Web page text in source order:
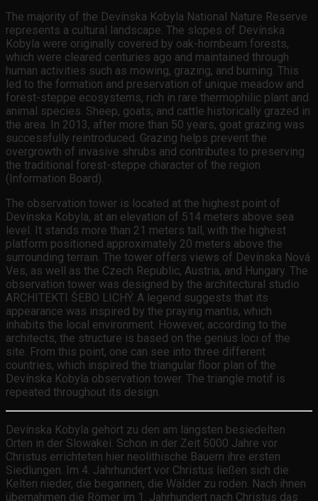
The majority of the Devínska Kobyla National Nature Reserve
represents a cultural landscape. The slopes of Devínska
Kobyla were originally covered by oak-hornbeam forests,
which were cleared centuries ago and maintained through
human activities such as mowing, grazing, and burning. This
led to the formation and preservation of unique meadow and
forest-steppe ecosystems, rich in rare thermophilic plant and
animal species. Sheep, goats, and cattle historically grazed in
the area. In 2013, after more than 50 years, goat grazing was
successfully reintroduced. Grazing helps prevent the
overgrowth of invasive shrubs and contributes to preserving
the traditional forest-steppe character of the region
(Information Board).
The observation tower is located at the highest point of
Devínska Kobyla, at an elevation of 514 meters above sea
level. It stands more than 21 meters tall, with the highest
platform positioned approximately 20 meters above the
surrounding terrain. The tower offers views of Devínska Nová
Ves, as well as the Czech Republic, Austria, and Hungary. The
observation tower was designed by the architectural studio
ARCHITEKTI ŠEBO LICHÝ. A legend suggests that its
appearance was inspired by the praying mantis, which
inhabits the local environment. However, according to the
architects, the structure is based on the genius loci of the
site. From this point, one can see into three different
countries, which inspired the triangular floor plan of the
Devínska Kobyla observation tower. The triangle motif is
repeated throughout its design.
Devínska Kobyla gehört zu den am längsten besiedelten
Orten in der Slowakei. Schon in der Zeit 5000 Jahre vor
Christus errichteten hier neolithische Bauern ihre ersten
Siedlungen. Im 4. Jahrhundert vor Christus ließen sich die
Kelten nieder, die begannen, die Wälder zu roden. Nach ihnen
übernahmen die Römer im 1. Jahrhundert nach Christus das